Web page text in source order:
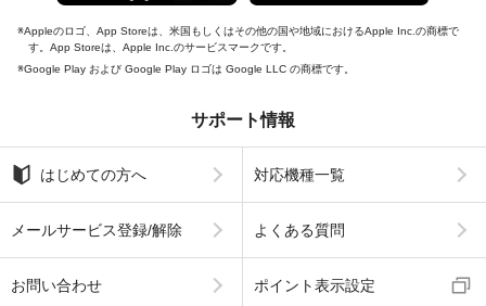
Appleのロゴ、App Storeは、米国もしくはその他の国や地域におけるApple Inc.の商標で
す。App Storeは、Apple Inc.のサービスマークです。
Google Play および Google Play ロゴは Google LLC の商標です。
サポート情報
はじめての方へ 対応機種一覧
メールサービス登録/解除 よくある質問
お問い合わせ ポイント表示設定